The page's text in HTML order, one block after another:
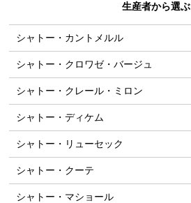
生産者から選ぶ
シャトー・カントメルル
シャトー・クロワゼ・バージュ
シャトー・クレール・ミロン
シャトー・ディケム
シャトー・リューセック
シャトー・クーテ
シャトー・マショール